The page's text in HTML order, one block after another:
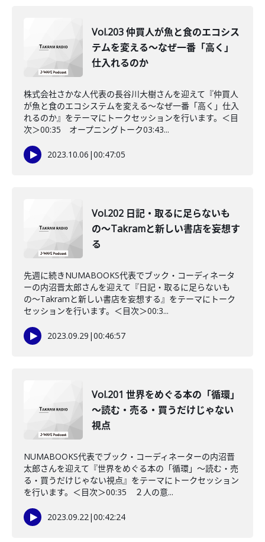
Vol.203 仲買人が魚と食のエコシス
テムを変える〜なぜ一番「高く」
仕入れるのか
株式会社さかな人代表の長谷川大樹さんを迎えて『仲買人
が魚と食のエコシステムを変える〜なぜ一番「高く」仕入
れるのか』をテーマにトークセッションを行います。＜目
次＞00:35 オープニングトーク03:43...
2023.10.06 |00:47:05
Vol.202 日記・取るに足らないも
の〜Takramと新しい書店を妄想す
る
先週に続きNUMABOOKS代表でブック・コーディネータ
ーの内沼晋太郎さんを迎えて『日記・取るに足らないも
の〜Takramと新しい書店を妄想する』をテーマにトーク
セッションを行います。＜目次＞00:3...
2023.09.29 |00:46:57
Vol.201 世界をめぐる本の「循環」
～読む・売る・買うだけじゃない
視点
NUMABOOKS代表でブック・コーディネーターの内沼晋
太郎さんを迎えて『世界をめぐる本の「循環」〜読む・売
る・買うだけじゃない視点』をテーマにトークセッション
を行います。＜目次＞00:35 ２人の意...
2023.09.22|00:42:24